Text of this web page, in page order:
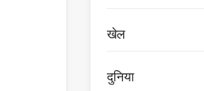
खेल
दुनिया